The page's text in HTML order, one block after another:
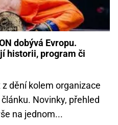
dobývá Evropu.
historii, program či
dění kolem organizace
Novinky, přehled
na jednom...